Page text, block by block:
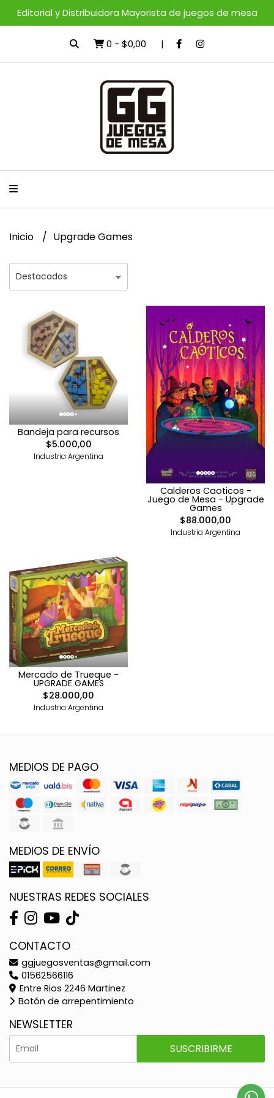
Editorial y Distribuidora Mayorista de juegos de mesa
0 - $0,00
Inicio Upgrade Games
Bandeja para recursos
$5.000,00
Industria Argentina
Calderos Caoticos -
Juego de Mesa - Upgrade
Games
$88.000,00
Industria Argentina
Mercado de Trueque -
UPGRADE GAMES
$28.000,00
Industria Argentina
MEDIOS DE PAGO
MEDIOS DE ENVÍO
NUESTRAS REDES SOCIALES
CONTACTO
ggjuegosventas@gmail.com
01562566116
Entre Rios 2246 Martinez
Botón de arrepentimiento
NEWSLETTER
SUSCRIBIRME